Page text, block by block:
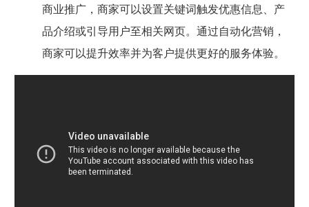
商业推广，商家可以设置关键词触发优惠信息、产
品介绍或引导用户至相关网页。通过自动化营销，
商家可以提升效率并为客户提供更好的服务体验。